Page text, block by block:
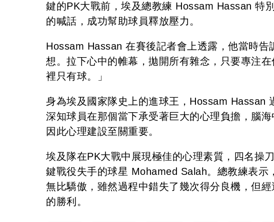
鍵的PK大戰前，埃及總教練 Hossam Hassan 特
的喊話，成功幫助球員釋放壓力。
Hossam Hassan 在賽後記者會上透露，他當時
想。拉下心中的帷幕，拋開所有雜念，只要專注
裡只有球。」
身為埃及國家隊史上的進球王，Hossam Hassan
深知球員在那個當下承受著巨大的心理負擔，腦
因此心理建設至關重要。
埃及隊在PK大戰中展現極佳的心理素質，四名操
鍵戰役失手的球星 Mohamed Salah。總教練表示
無比驕傲，雖然過程中錯失了幾次得分良機，但
的勝利。